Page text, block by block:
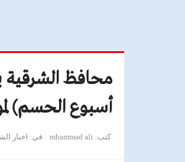
محافظ الشرقية
أسبوع الحسم)
كتب mhammad ali في اخبار